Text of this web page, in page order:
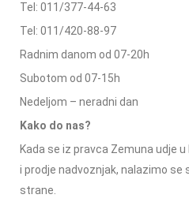
Tel: 011/377-44-63
Tel: 011/420-88-97
Radnim danom od 07-20h
Subotom od 07-15h
Nedeljom – neradni dan
Kako do nas?
Kada se iz pravca Zemuna udje
i prodje nadvoznjak, nalazimo se
strane.